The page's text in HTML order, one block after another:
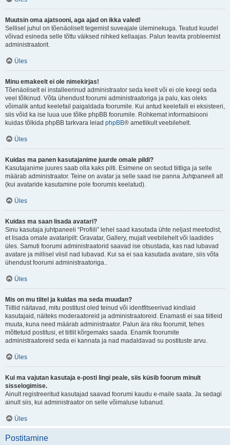
Muutsin oma ajatsooni, aga ajad on ikka valed!
Sellisel juhul on tõenäoliselt tegemist suveajale üleminekuga. Teatud kuudel
võivad esineda selle tõttu väiksed nihked kellaajas. Palun teavita probleemist
administraatorit.
Üles
Minu emakeelt ei ole nimekirjas!
Tõenäoliselt ei installeerinud administraator seda keelt või ei ole keegi seda
veel tõlkinud. Võta ühendust foorumi administraatoriga ja palu, kas oleks
võimalik antud keelefail paigaldada foorumile. Kui antud keelefaili ei eksisteeri,
siis võid ka ise luua uue tõlke phpBB foorumile. Rohkemat informatsiooni
kuidas tõlkida phpBB tarkvara leiad phpBB® ametlikult veebilehelt.
Üles
Kuidas ma panen kasutajanime juurde omale pildi?
Kasutajanime juures saab olla kaks pilti. Esimene on seotud tiitliga ja selle
määrab administraator. Teine on avatar ja selle saad ise panna Juhtpaneeli alt
(kui avataride kasutamine pole foorumis keelatud).
Üles
Kuidas ma saan lisada avatari?
Sinu kasutaja juhtpaneeli “Profiili” lehel saad kasutada ühte neljast meetodist,
et lisada omale avataripilt: Gravatar, Gallery, mujalt veebilehelt või laadides
üles. Samuti foorumi administraatorid saavad ise otsustada, kas nad lubavad
avatare ja millisel viisil nad lubavad. Kui sa ei saa kasutada avatare, siis võta
ühendust foorumi administraatoriga..
Üles
Mis on mu tiitel ja kuidas ma seda muudan?
Tiitlid näitavad, mitu postitust oled teinud või identfitseerivad kindlaid
kasutajaid, näiteks moderaatoreid ja administraatoreid. Enamasti ei saa tiitleid
muuta, kuna need määrab administraator. Palun ära riku foorumit, tehes
mõttetuid postitusi, et tiitlit kõrgemaks saada. Enamik foorumite
administraatoreid seda ei kannata ja nad madaldavad su postituste arvu.
Üles
Kui ma vajutan kasutaja e-posti lingi peale, siis küsib foorum minult
sisselogimise.
Ainult registreeritud kasutajad saavad foorumi kaudu e-maile saata. Ja sedagi
ainult siis, kui administraator on selle võimaluse lubanud.
Üles
Postitamine